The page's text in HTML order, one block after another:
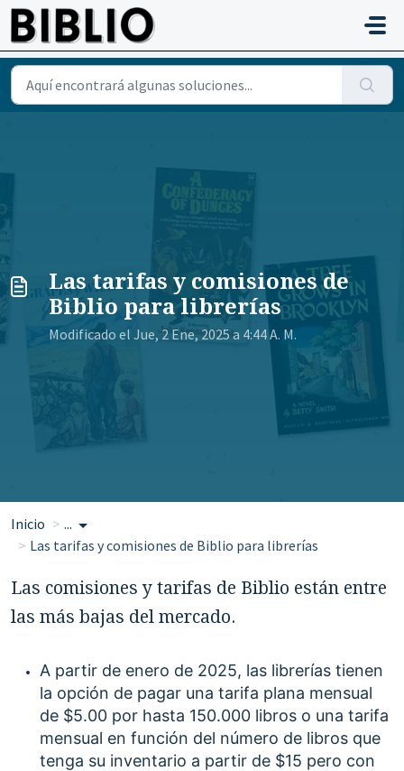
Saltar al contenido principal
Las tarifas y comisiones de
Biblio para librerías
Modificado el Jue, 2 Ene, 2025 a 4:44 A. M.
Inicio
...
Las tarifas y comisiones de Biblio para librerías
Las comisiones y tarifas de Biblio están entre
las más bajas del mercado.
A partir de enero de 2025, las librerías tienen
la opción de pagar una tarifa plana mensual
de $5.00 por hasta 150.000 libros o una tarifa
mensual en función del número de libros que
tenga su inventario a partir de $15 pero con